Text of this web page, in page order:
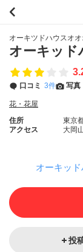
オーキツドハウスオ
オーキッド
口コミ 3件 写真
花・花屋
住所
東京
アクセス
大岡
オーキッ
投